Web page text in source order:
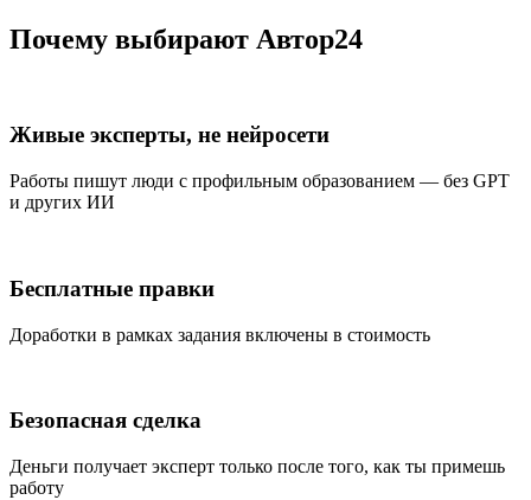
Почему выбирают Автор24
Живые эксперты, не нейросети
Работы пишут люди с профильным образованием — без GPT
и других ИИ
Бесплатные правки
Доработки в рамках задания включены в стоимость
Безопасная сделка
Деньги получает эксперт только после того, как ты примешь
работу